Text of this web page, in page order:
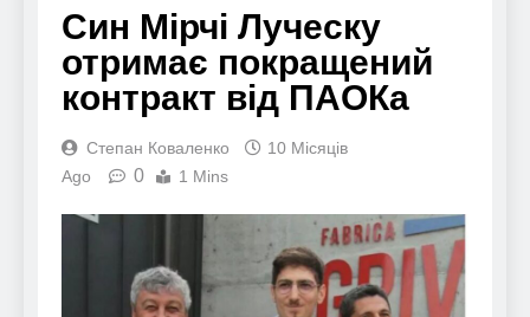
Син Мірчі Луческу
отримає покращений
контракт від ПАОКа
Степан Коваленко
10 Місяців
Ago
0 1 Mins